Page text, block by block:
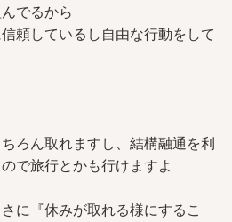
でるから
しているし自由な行動をして
ん取れますし、結構融通を利
で旅行とかも行けますよ
『休みが取れる様にするこ